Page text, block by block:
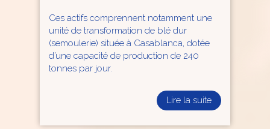
Ces actifs comprennent notamment une
unité de transformation de blé dur
(semoulerie) située à Casablanca, dotée
d’une capacité de production de 240
tonnes par jour.
Lire la suite